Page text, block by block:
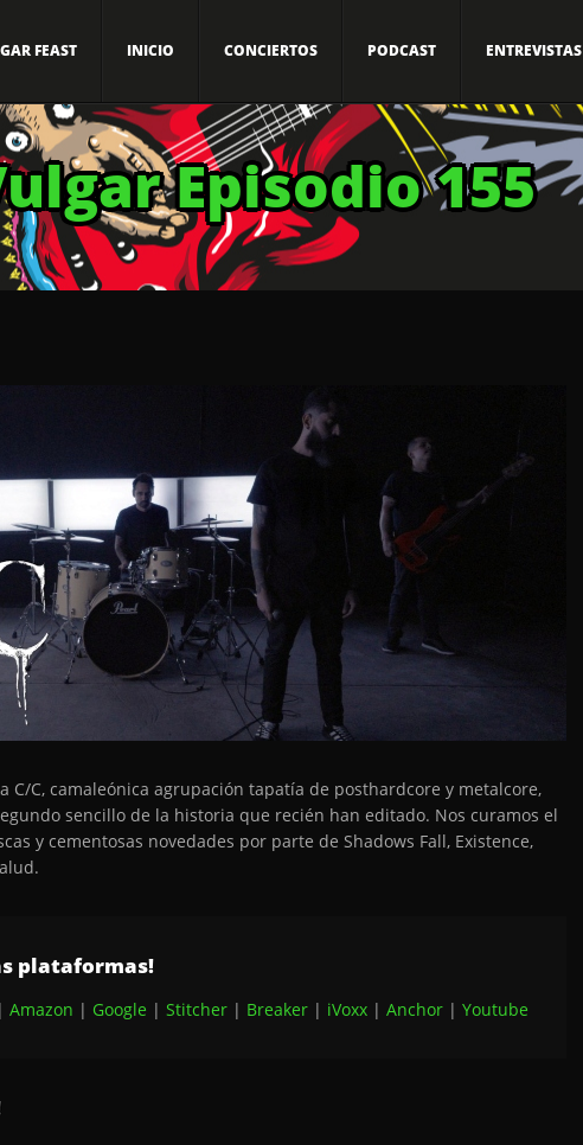
FEAST INICIO CONCIERTOS PODCAST ENTREVISTAS
Episodio 155
C/C, camaleónica agrupación tapatía de posthardcore y metalcore,
sencillo de la historia que recién han editado. Nos curamos el
y cementosas novedades por parte de Shadows Fall, Existence,
plataformas!
| Amazon | Google | Stitcher | Breaker | iVoxx | Anchor | Youtube